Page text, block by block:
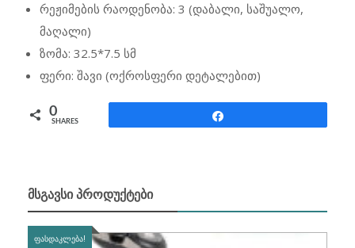
რეჟიმების რაოდენობა: 3 (დაბალი, საშუალო,
მაღალი)
ზომა: 32.5*7.5 სმ
ფერი: შავი (ოქროსფერი დეტალებით)
0
SHARES
ᲛᲡᲒᲐᲕᲡᲘ ᲞᲠᲝᲓᲣᲥᲢᲔᲑᲘ
ᲤᲐᲡᲓᲐᲙᲚᲔᲑᲐ!